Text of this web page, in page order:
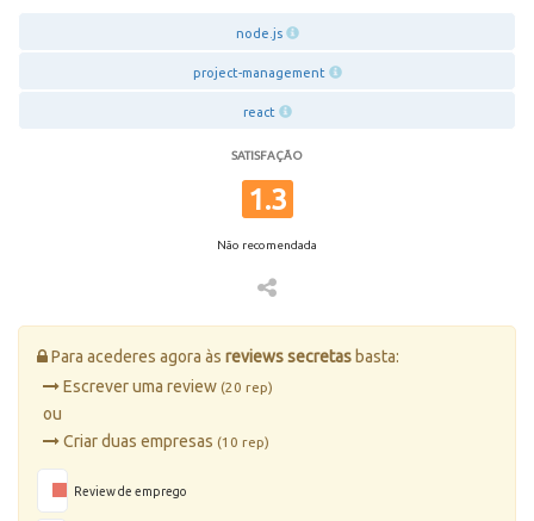
node.js
project-management
react
SATISFAÇÃO
1.3
Não recomendada
Para acederes agora às reviews secretas basta:
Escrever uma review (20 rep)
ou
Criar duas empresas (10 rep)
Review de emprego